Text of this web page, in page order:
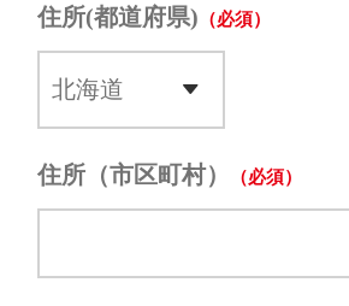
住所(都道府県)
住所（市区町村）